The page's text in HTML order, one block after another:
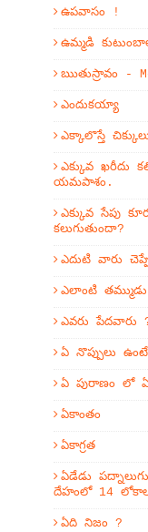
ఉపవాసం !
ఉమ్మడి
ఋతుస్రావం -
ఎందుకయ్యా
ఎక్కాలొస్తే
ఎక్కువ ఖరీదు
యమపాశం.
ఎక్కువ సేపు
కలుగుతుందా?
ఎదుటి వారు
ఎలాంటి
ఎవరు పేదవారు
ఏ నొప్పులు
ఏ పురాణం లో
ఏకాంతం
ఏకాగ్రత
ఏడేడు
దేహంలో 14
ఏది నిజం ?